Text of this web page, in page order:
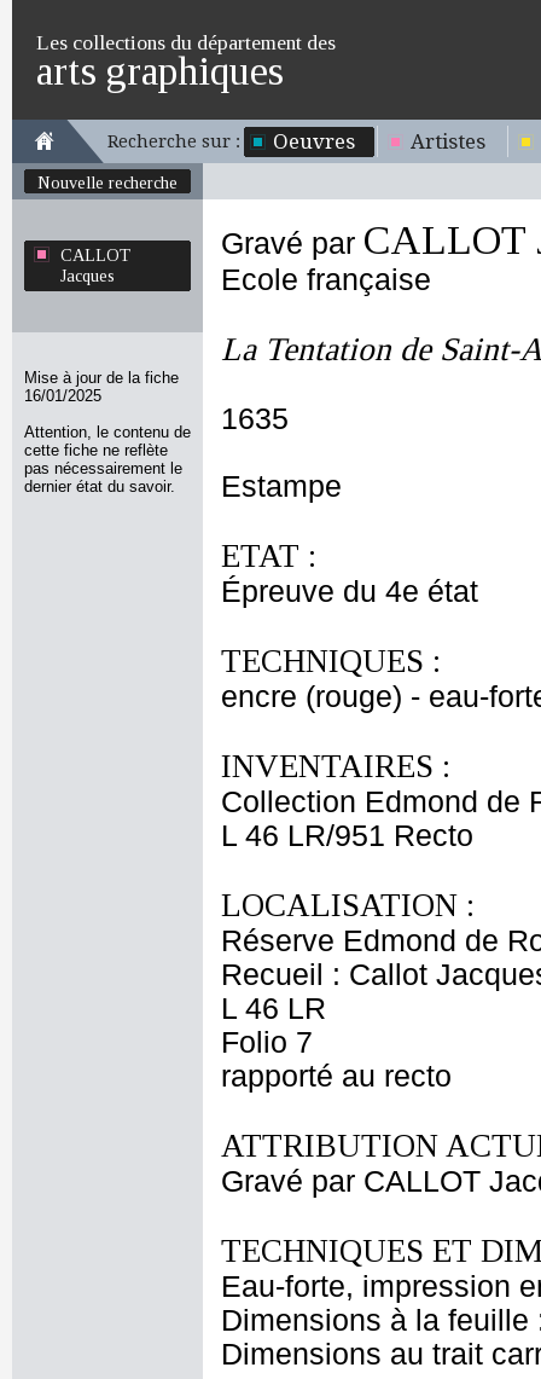
Les collections du département des
arts graphiques
Recherche sur : Oeuvres Artistes
Nouvelle recherche
CALLOT
Jacques
Mise à jour de la fiche
16/01/2025
Attention, le contenu de
cette fiche ne reflète
pas nécessairement le
dernier état du savoir.
Gravé par CALLOT
Ecole française
La Tentation de Saint-
1635
Estampe
ETAT :
Épreuve du 4e état
TECHNIQUES :
encre (rouge) - eau-
INVENTAIRES :
Collection Edmond de
L 46 LR/951 Recto
LOCALISATION :
Réserve Edmond de
Recueil : Callot
L 46 LR
Folio 7
rapporté au recto
ATTRIBUTION
Gravé par CALLOT
TECHNIQUES ET
Eau-forte, impression
Dimensions à la
Dimensions au trait